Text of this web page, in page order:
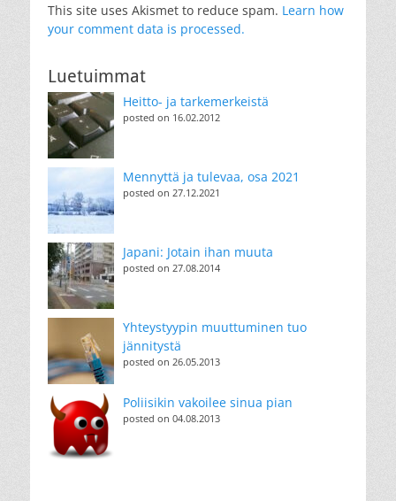
This site uses Akismet to reduce spam. Learn how
your comment data is processed.
Luetuimmat
Heitto- ja tarkemerkeistä
posted on 16.02.2012
Mennyttä ja tulevaa, osa 2021
posted on 27.12.2021
Japani: Jotain ihan muuta
posted on 27.08.2014
Yhteystyypin muuttuminen tuo
jännitystä
posted on 26.05.2013
Poliisikin vakoilee sinua pian
posted on 04.08.2013